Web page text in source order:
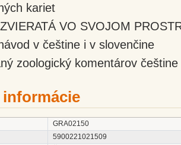
kariet
VO SVOJOM
v češtine i v slovenčine
zoologický komentárov
informácie
GRA02150
5900221021509